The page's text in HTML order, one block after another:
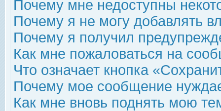
Почему мне недоступны
Почему я не могу добавлять
Почему я получил
Как мне пожаловаться на
Что означает кнопка
Почему мое сообщение
Как мне вновь поднять мою